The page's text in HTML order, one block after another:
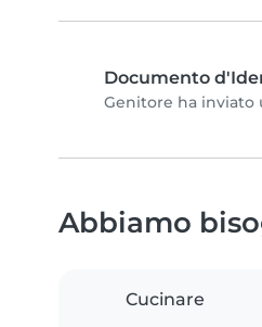
Documento
Genitore ha
Abbiamo
Cucinare